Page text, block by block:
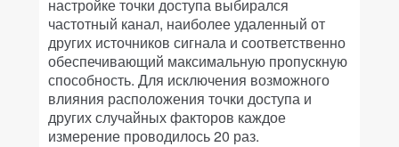
настройке точки доступа выбирался
частотный канал, наиболее удаленный от
других источников сигнала и соответственно
обеспечивающий максимальную пропускную
способность. Для исключения возможного
влияния расположения точки доступа и
других случайных факторов каждое
измерение проводилось 20 раз.